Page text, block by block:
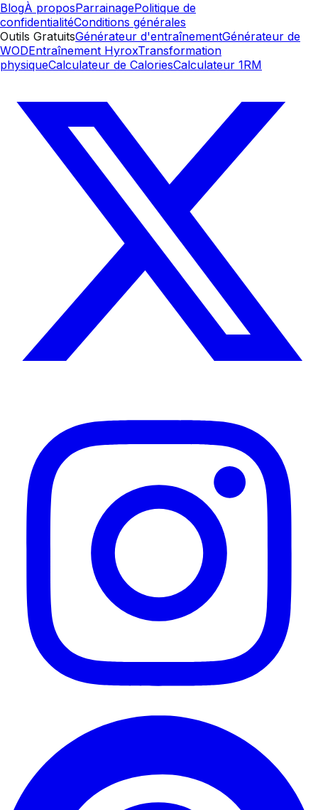
BlogÀ proposParrainagePolitique de
confidentialitéConditions générales
Outils GratuitsGénérateur d'entraînementGénérateur de
WODEntraînement HyroxTransformation
physiqueCalculateur de CaloriesCalculateur 1RM